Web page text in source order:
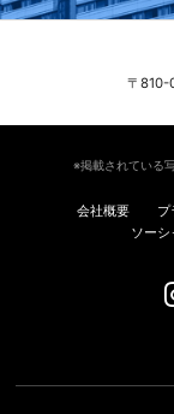
〒810-
※掲載されている
会社概要 プ
ソー